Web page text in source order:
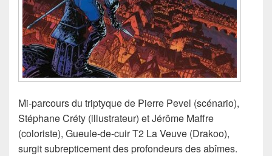
Mi-parcours du triptyque de Pierre Pevel (scénario),
Stéphane Créty (illustrateur) et Jérôme Maffre
(coloriste), Gueule-de-cuir T2 La Veuve (Drakoo),
surgit subrepticement des profondeurs des abîmes.